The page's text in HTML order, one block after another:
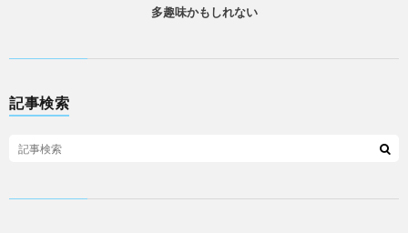
多趣味かもしれない
記事検索